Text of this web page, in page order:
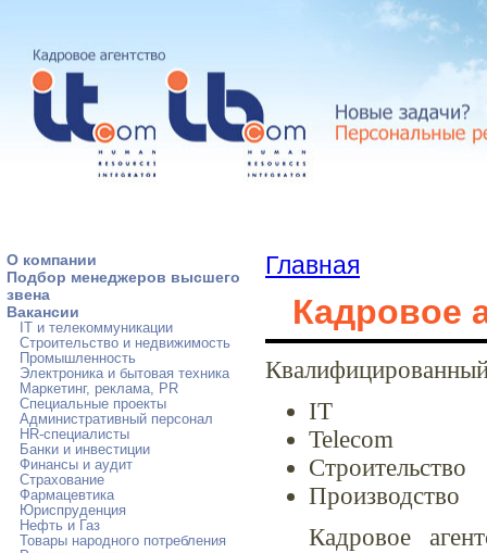
О компании
Подбор менеджеров высшего
звена
Вакансии
IT и телекоммуникации
Строительство и недвижимость
Промышленность
Электроника и бытовая техника
Маркетинг, реклама, PR
Специальные проекты
Административный персонал
HR-специалисты
Банки и инвестиции
Финансы и аудит
Страхование
Фармацевтика
Юриспруденция
Нефть и Газ
Товары народного потребления
Главная
Кадровое
IT
Telecom
Строительство
Производство
Кадровое